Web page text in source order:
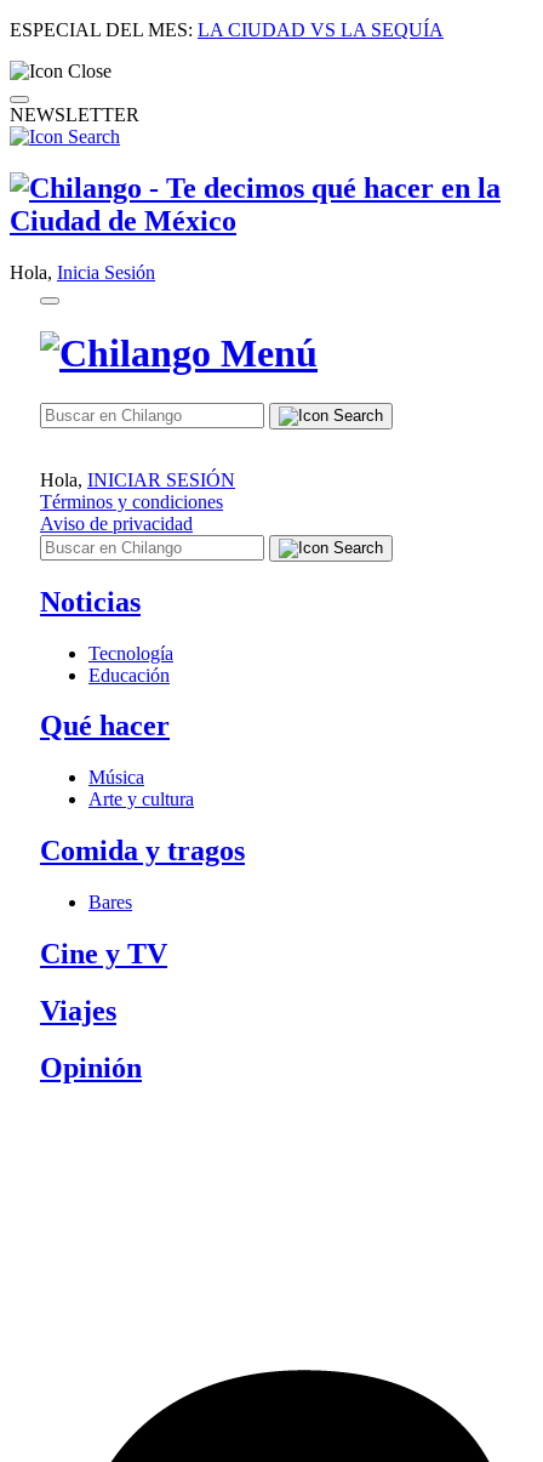
ESPECIAL DEL MES: LA CIUDAD VS LA SEQUÍA
NEWSLETTER
Hola, Inicia Sesión
Hola, INICIAR SESIÓN
Términos y condiciones
Aviso de privacidad
Noticias
Tecnología
Educación
Qué hacer
Música
Arte y cultura
Comida y tragos
Bares
Cine y TV
Viajes
Opinión